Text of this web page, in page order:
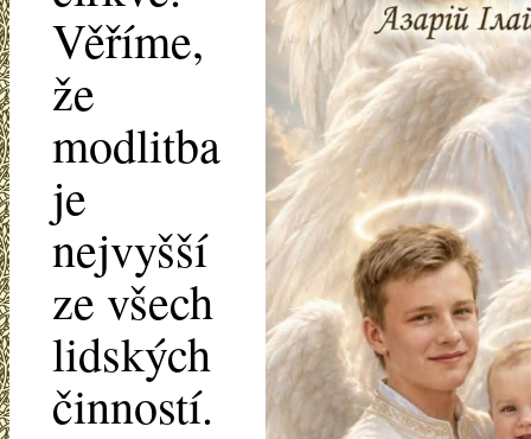
Věříme,
že
modlitba
je
nejvyšší
ze všech
lidských
činností.